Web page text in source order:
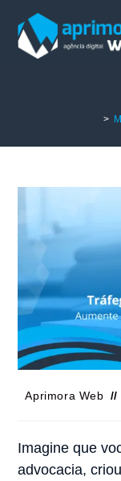
>
Aprimora Web
Imagine que
advocacia,